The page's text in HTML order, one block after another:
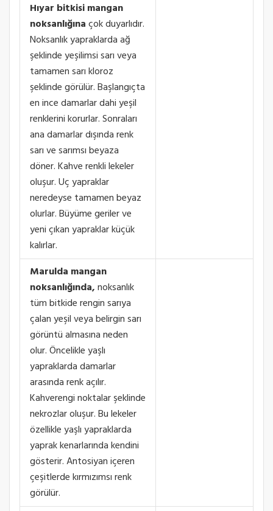
Hıyar bitkisi mangan
noksanlığınaçok duyarlıdır.
Noksanlık yapraklarda ağ
şeklinde yeşilimsi sarı veya
tamamen sarı kloroz
şeklinde görülür. Başlangıçta
en ince damarlar dahi yeşil
renklerini korurlar. Sonraları
ana damarlar dışında renk
sarı ve sarımsı beyaza
döner. Kahve renkli lekeler
oluşur. Uç yapraklar
neredeyse tamamen beyaz
olurlar. Büyüme geriler ve
yeni çıkan yapraklar küçük
kalırlar.
Marulda mangan
noksanlığında,noksanlık
tüm bitkide rengin sarıya
çalan yeşil veya belirgin sarı
görüntü almasına neden
olur. Öncelikle yaşlı
yapraklarda damarlar
arasında renk açılır.
Kahverengi noktalar şeklinde
nekrozlar oluşur. Bu lekeler
özellikle yaşlı yapraklarda
yaprak kenarlarında kendini
gösterir. Antosiyan içeren
çeşitlerde kırmızımsı renk
görülür.